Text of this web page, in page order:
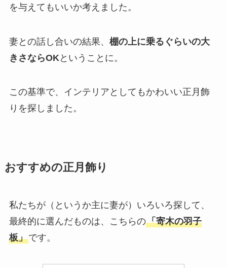
を与えてもいいか考えました。
妻との話し合いの結果、 棚の上に乗るぐらいの大
きさならOK ということに。
この基準で、インテリアとしてもかわいい正月飾
りを探しました。
おすすめの正月飾り
私たちが（というか主に妻が）いろいろ探して、
最終的に選んだものは、こちらの「寄木の羽子
板」です。